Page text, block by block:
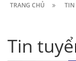
TRANG CHỦ TIN
Tin